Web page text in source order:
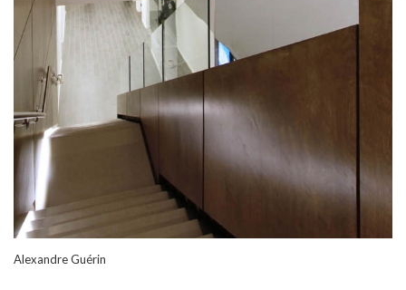
Alexandre Guérin